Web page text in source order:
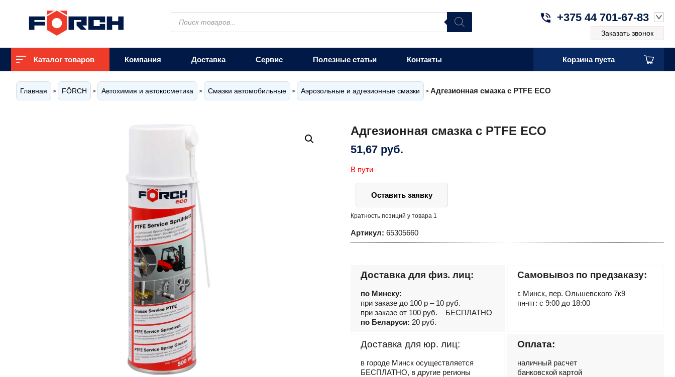
Поиск
товаров
+375 44 701-67-83
Заказать звонок
Каталог товаров Компания Доставка Сервис Полезные статьи Контакты Корзина пуста
Главная > FÖRCH > Автохимия и автокосметика > Смазки автомобильные > Аэрозольные и адгезионные смазки > Адгезионная смазка с PTFE ECO
Адгезионная смазка с PTFE ECO
51,67 руб.
В пути
Оставить заявку
Кратность позиций у товара 1
Артикул: 65305660
Доставка для физ. лиц:
по Минску:
при заказе до 100 р – 10 руб.
при заказе от 100 руб. – БЕСПЛАТНО
по Беларуси: 20 руб.
Самовывоз по предзаказу:
г. Минск, пер. Ольшевского 7к9
пн-пт: с 9:00 до 18:00
Доставка для юр. лиц:
в городе Минск осуществляется
БЕСПЛАТНО, в другие регионы
Оплата:
наличный расчет
банковской картой